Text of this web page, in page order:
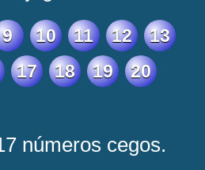
9 10 11 12
13
17 18 19 20
números cegos.